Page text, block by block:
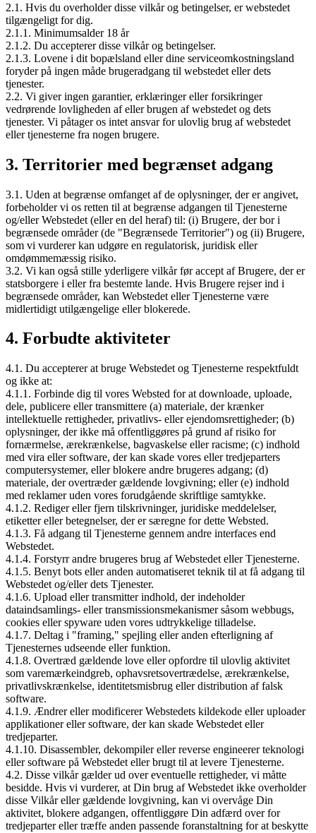
2.1. Hvis du overholder disse vilkår og betingelser, er webstedet
tilgængeligt for dig.
2.1.1. Minimumsalder 18 år
2.1.2. Du accepterer disse vilkår og betingelser.
2.1.3. Lovene i dit bopælsland eller dine serviceomkostningsland
foryder på ingen måde brugeradgang til webstedet eller dets
tjenester.
2.2. Vi giver ingen garantier, erklæringer eller forsikringer
vedrørende lovligheden af eller brugen af webstedet og dets
tjenester. Vi påtager os intet ansvar for ulovlig brug af webstedet
eller tjenesterne fra nogen brugere.
3. Territorier med begrænset adgang
3.1. Uden at begrænse omfanget af de oplysninger, der er angivet,
forbeholder vi os retten til at begrænse adgangen til Tjenesterne
og/eller Webstedet (eller en del heraf) til: (i) Brugere, der bor i
begrænsede områder (de "Begrænsede Territorier") og (ii) Brugere,
som vi vurderer kan udgøre en regulatorisk, juridisk eller
omdømmemæssig risiko.
3.2. Vi kan også stille yderligere vilkår før accept af Brugere, der er
statsborgere i eller fra bestemte lande. Hvis Brugere rejser ind i
begrænsede områder, kan Webstedet eller Tjenesterne være
midlertidigt utilgængelige eller blokerede.
4. Forbudte aktiviteter
4.1. Du accepterer at bruge Webstedet og Tjenesterne respektfuldt
og ikke at:
4.1.1. Forbinde dig til vores Websted for at downloade, uploade,
dele, publicere eller transmittere (a) materiale, der krænker
intellektuelle rettigheder, privatlivs- eller ejendomsrettigheder; (b)
oplysninger, der ikke må offentliggøres på grund af risiko for
fornærmelse, ærekrænkelse, bagvaskelse eller racisme; (c) indhold
med vira eller software, der kan skade vores eller tredjeparters
computersystemer, eller blokere andre brugeres adgang; (d)
materiale, der overtræder gældende lovgivning; eller (e) indhold
med reklamer uden vores forudgående skriftlige samtykke.
4.1.2. Rediger eller fjern tilskrivninger, juridiske meddelelser,
etiketter eller betegnelser, der er særegne for dette Websted.
4.1.3. Få adgang til Tjenesterne gennem andre interfaces end
Webstedet.
4.1.4. Forstyrr andre brugeres brug af Webstedet eller Tjenesterne.
4.1.5. Benyt bots eller anden automatiseret teknik til at få adgang til
Webstedet og/eller dets Tjenester.
4.1.6. Upload eller transmitter indhold, der indeholder
dataindsamlings- eller transmissionsmekanismer såsom webbugs,
cookies eller spyware uden vores udtrykkelige tilladelse.
4.1.7. Deltag i "framing," spejling eller anden efterligning af
Tjenesternes udseende eller funktion.
4.1.8. Overtræd gældende love eller opfordre til ulovlig aktivitet
som varemærkeindgreb, ophavsretsovertrædelse, ærekrænkelse,
privatlivskrænkelse, identitetsmisbrug eller distribution af falsk
software.
4.1.9. Ændrer eller modificerer Webstedets kildekode eller uploader
applikationer eller software, der kan skade Webstedet eller
tredjeparter.
4.1.10. Disassembler, dekompiler eller reverse engineerer teknologi
eller software på Webstedet eller brugt til at levere Tjenesterne.
4.2. Disse vilkår gælder ud over eventuelle rettigheder, vi måtte
besidde. Hvis vi vurderer, at Din brug af Webstedet ikke overholder
disse Vilkår eller gældende lovgivning, kan vi overvåge Din
aktivitet, blokere adgangen, offentliggøre Din adfærd over for
tredjeparter eller træffe anden passende foranstaltning for at beskytte